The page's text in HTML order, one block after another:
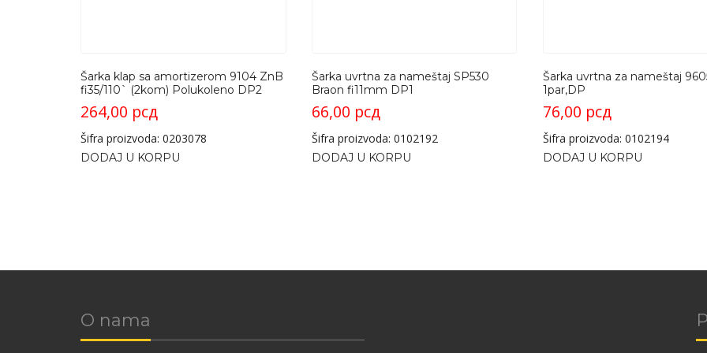
Šarka klap sa amortizerom 9104 ZnB
fi35/110` (2kom) Polukoleno DP2
264,00 рсд
Šifra proizvoda: 0203078
DODAJ U KORPU
Šarka uvrtna za nameštaj SP530
Braon fi11mm DP1
66,00 рсд
Šifra proizvoda: 0102192
DODAJ U KORPU
Šarka uvrtna za nameštaj
1par,DP
76,00 рсд
Šifra proizvoda: 0102194
DODAJ U KORPU
O nama